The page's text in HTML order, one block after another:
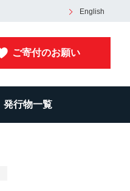
English
ご寄付のお願い
発行物一覧